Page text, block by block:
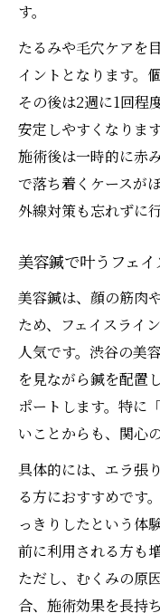
す。
たるみや毛穴ケアを
イントとなります。
その後は2週に1回程
安定しやすくなります
施術後は一時的に赤
で落ち着くケースが
外線対策も忘れずに
美容鍼で叶うフェ
美容鍼は、顔の筋肉
ため、フェイスライ
人気です。渋谷の美
を見ながら鍼を配置
ポートします。特に
いことからも、関心
具体的には、エラ張
る方におすすめです
っきりしたという体
前に利用される方も
ただし、むくみの原
合、施術効果を長持